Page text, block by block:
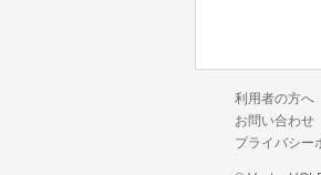
利用者の方へ
お問い合わせ
プライバシー